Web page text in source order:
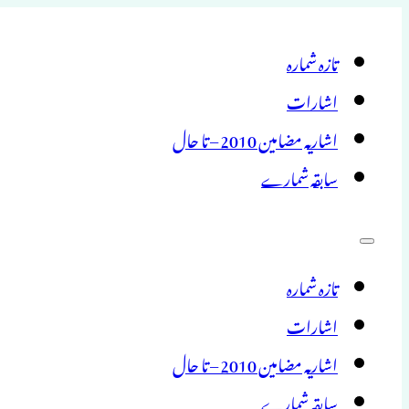
تازہ شمارہ
اشارات
اشاریہ مضامین 2010 – تا حال
سابقہ شمارے
تازہ شمارہ
اشارات
اشاریہ مضامین 2010 – تا حال
سابقہ شمارے